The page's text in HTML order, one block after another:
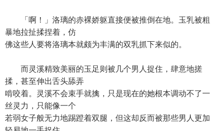
「啊！」洛璃的赤裸娇躯直接便被推倒在地。玉乳被粗
暴地拉扯揉捏着，仿
佛这些人要将洛璃本就颇为丰满的双乳抓下来似的。
而灵溪精致美丽的玉足则被几个男人捉住，肆意地搓
揉，甚至伸出舌头舔弄
啃咬着。灵溪不会束手就擒，只是现在的她根本调动不了一
丝灵力，只能像一个
若弱女子般无力地踢蹬着双腿，但这却反而被那些男人更加